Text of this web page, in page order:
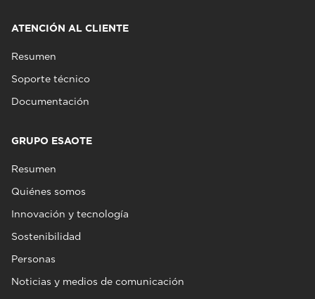
ATENCIÓN AL CLIENTE
Resumen
Soporte técnico
Documentación
GRUPO ESAOTE
Resumen
Quiénes somos
Innovación y tecnología
Sostenibilidad
Personas
Noticias y medios de comunicación